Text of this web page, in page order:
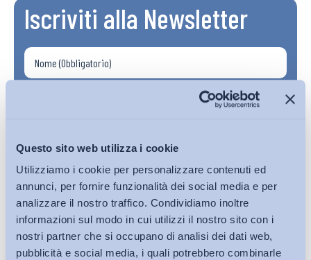
Questo sito web utilizza i cookie
Utilizziamo i cookie per personalizzare contenuti ed
annunci, per fornire funzionalità dei social media e per
analizzare il nostro traffico. Condividiamo inoltre
informazioni sul modo in cui utilizzi il nostro sito con i
nostri partner che si occupano di analisi dei dati web,
pubblicità e social media, i quali potrebbero combinarle
Iscriviti alla Newsletter